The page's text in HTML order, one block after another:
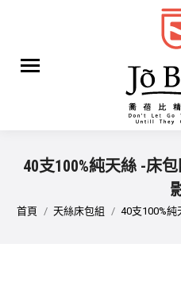
40支100%純天絲 -床
您在這裡：
首頁 天絲床包組 40支100%